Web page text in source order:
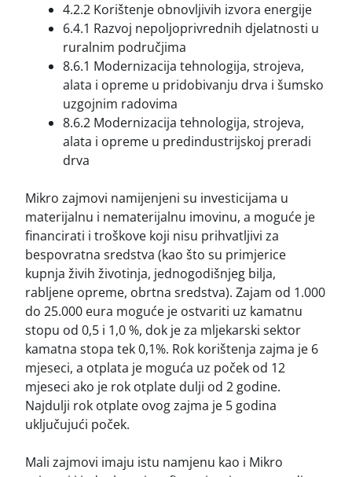
4.2.2 Korištenje obnovljivih izvora energije
6.4.1 Razvoj nepoljoprivrednih djelatnosti u
ruralnim područjima
8.6.1 Modernizacija tehnologija, strojeva,
alata i opreme u pridobivanju drva i šumsko
uzgojnim radovima
8.6.2 Modernizacija tehnologija, strojeva,
alata i opreme u predindustrijskoj preradi
drva
Mikro zajmovi namijenjeni su investicijama u
materijalnu i nematerijalnu imovinu, a moguće je
financirati i troškove koji nisu prihvatljivi za
bespovratna sredstva (kao što su primjerice
kupnja živih životinja, jednogodišnjeg bilja,
rabljene opreme, obrtna sredstva). Zajam od 1.000
do 25.000 eura moguće je ostvariti uz kamatnu
stopu od 0,5 i 1,0 %, dok je za mljekarski sektor
kamatna stopa tek 0,1%. Rok korištenja zajma je 6
mjeseci, a otplata je moguća uz poček od 12
mjeseci ako je rok otplate dulji od 2 godine.
Najdulji rok otplate ovog zajma je 5 godina
uključujući poček.
Mali zajmovi imaju istu namjenu kao i Mikro